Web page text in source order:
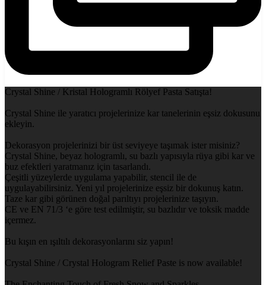
Crystal Shine / Kristal Hologramlı Rölyef Pasta Satışta!
Crystal Shine ile yaratıcı projelerinize kar tanelerinin eşsiz dokusunu
ekleyin.
Dekorasyon projelerinizi bir üst seviyeye taşımak ister misiniz?
Crystal Shine, beyaz hologramlı, su bazlı yapısıyla rüya gibi kar ve
buz efektleri yaratmanız için tasarlandı.
Çeşitli yüzeylerde uygulama yapabilir, stencil ile de
uygulayabilirsiniz. Yeni yıl projelerinize eşsiz bir dokunuş katın.
Taze kar gibi görünen doğal parıltıyı projelerinize taşıyın.
CE ve EN 71/3 ‘e göre test edilmiştir, su bazlıdır ve toksik madde
içermez.
Bu kışın en ışıltılı dekorasyonlarını siz yapın!
Crystal Shine / Crystal Hologram Relief Paste is now available!